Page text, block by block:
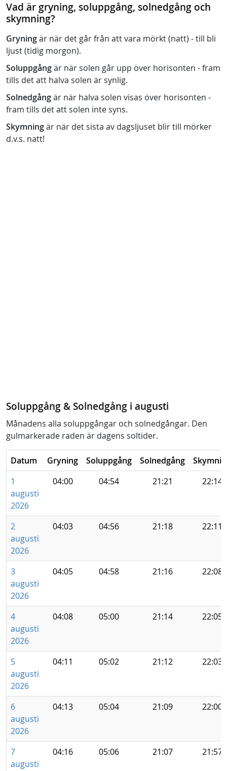
Vad är gryning, soluppgång, solnedgång och
skymning?
Gryningär när det går från att vara mörkt (natt) - till bli
ljust (tidig morgon).
Soluppgångär när solen går upp över horisonten - fram
tills det att halva solen är synlig.
Solnedgångär när halva solen visas över horisonten -
fram tills det att solen inte syns.
Skymningär när det sista av dagsljuset blir till mörker
d.v.s. natt!
Soluppgång & Solnedgång i augusti
Månadens alla soluppgångar och solnedgångar. Den
gulmarkerade raden är dagens soltider.
Datum Gryning Soluppgång Solnedgång
1
augusti
2026
04:00 04:54 21:21 22:14
2
augusti
2026
04:03 04:56 21:18 22:11
3
augusti
2026
04:05 04:58 21:16 22:08
4
augusti
2026
04:08 05:00 21:14 22:05
5
augusti
2026
04:11 05:02 21:12 22:03
6
augusti
2026
04:13 05:04 21:09 22:00
7
augusti
04:16 05:06 21:07 21:57